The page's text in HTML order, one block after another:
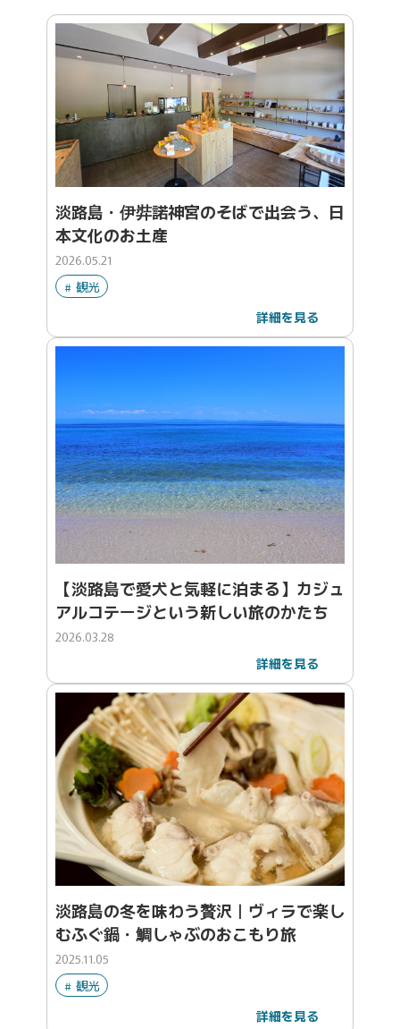
淡路島・伊弉諾神宮のそばで出会う、日
本文化のお土産
2026.05.21
観光
詳細を見る
【淡路島で愛犬と気軽に泊まる】カジュ
アルコテージという新しい旅のかたち
2026.03.28
詳細を見る
淡路島の冬を味わう贅沢｜ヴィラで楽し
むふぐ鍋・鯛しゃぶのおこもり旅
2025.11.05
観光
詳細を見る